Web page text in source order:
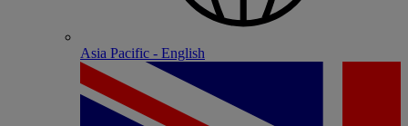
Asia Pacific - English